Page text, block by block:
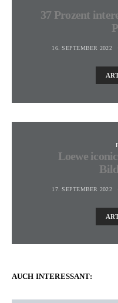
37 Prozent
16. SEPTEMBER 2022
Loewe
17. SEPTEMBER 2022
AUCH INTERESSANT: